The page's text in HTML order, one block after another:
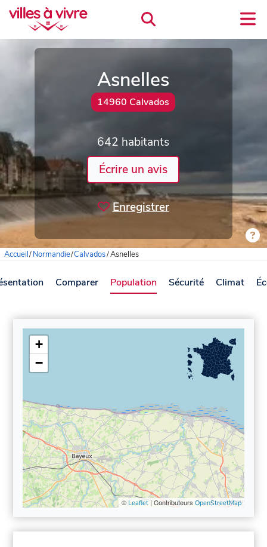
Asnelles
14960 Calvados
642 habitants
Écrire un avis
Enregistrer
Accueil/Normandie/Calvados/Asnelles
Comparer Population Sécurité Climat
+
−
© Leaflet| Contributeurs OpenStreetMap